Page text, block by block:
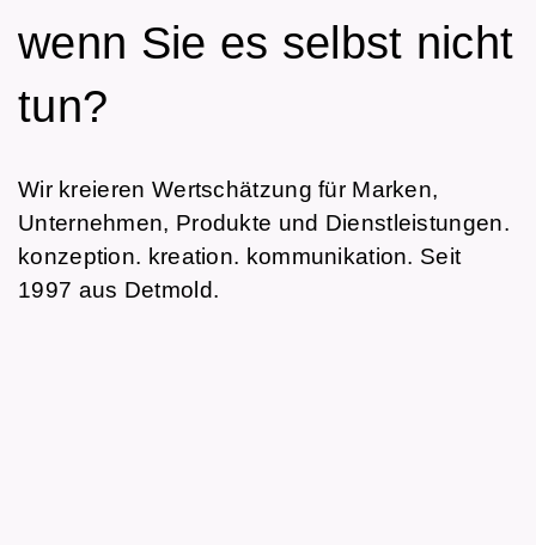
wenn Sie es selbst nicht
tun?
Wir kreieren Wertschätzung für Marken,
Unternehmen, Produkte und Dienstleistungen.
konzeption. kreation. kommunikation. Seit
1997 aus Detmold.